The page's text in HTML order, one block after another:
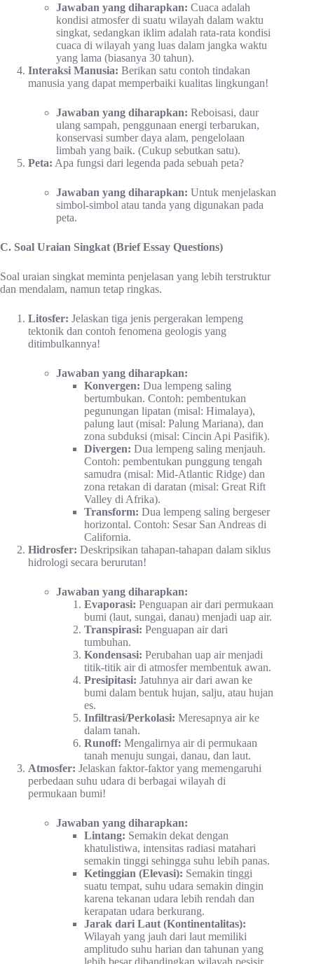
Jawaban yang diharapkan: Cuaca adalah
kondisi atmosfer di suatu wilayah dalam waktu
singkat, sedangkan iklim adalah rata-rata kondisi
cuaca di wilayah yang luas dalam jangka waktu
yang lama (biasanya 30 tahun).
Interaksi Manusia: Berikan satu contoh tindakan
manusia yang dapat memperbaiki kualitas lingkungan!
Jawaban yang diharapkan: Reboisasi, daur
ulang sampah, penggunaan energi terbarukan,
konservasi sumber daya alam, pengelolaan
limbah yang baik. (Cukup sebutkan satu).
Peta: Apa fungsi dari legenda pada sebuah peta?
Jawaban yang diharapkan: Untuk menjelaskan
simbol-simbol atau tanda yang digunakan pada
peta.
C. Soal Uraian Singkat (Brief Essay Questions)
Soal uraian singkat meminta penjelasan yang lebih terstruktur
dan mendalam, namun tetap ringkas.
Litosfer: Jelaskan tiga jenis pergerakan lempeng
tektonik dan contoh fenomena geologis yang
ditimbulkannya!
Jawaban yang diharapkan:
Konvergen: Dua lempeng saling
bertumbukan. Contoh: pembentukan
pegunungan lipatan (misal: Himalaya),
palung laut (misal: Palung Mariana), dan
zona subduksi (misal: Cincin Api Pasifik).
Divergen: Dua lempeng saling menjauh.
Contoh: pembentukan punggung tengah
samudra (misal: Mid-Atlantic Ridge) dan
zona retakan di daratan (misal: Great Rift
Valley di Afrika).
Transform: Dua lempeng saling bergeser
horizontal. Contoh: Sesar San Andreas di
California.
Hidrosfer: Deskripsikan tahapan-tahapan dalam siklus
hidrologi secara berurutan!
Jawaban yang diharapkan:
Evaporasi: Penguapan air dari permukaan
bumi (laut, sungai, danau) menjadi uap air.
Transpirasi: Penguapan air dari
tumbuhan.
Kondensasi: Perubahan uap air menjadi
titik-titik air di atmosfer membentuk awan.
Presipitasi: Jatuhnya air dari awan ke
bumi dalam bentuk hujan, salju, atau hujan
es.
Infiltrasi/Perkolasi: Meresapnya air ke
dalam tanah.
Runoff: Mengalirnya air di permukaan
tanah menuju sungai, danau, dan laut.
Atmosfer: Jelaskan faktor-faktor yang memengaruhi
perbedaan suhu udara di berbagai wilayah di
permukaan bumi!
Jawaban yang diharapkan:
Lintang: Semakin dekat dengan
khatulistiwa, intensitas radiasi matahari
semakin tinggi sehingga suhu lebih panas.
Ketinggian (Elevasi): Semakin tinggi
suatu tempat, suhu udara semakin dingin
karena tekanan udara lebih rendah dan
kerapatan udara berkurang.
Jarak dari Laut (Kontinentalitas):
Wilayah yang jauh dari laut memiliki
amplitudo suhu harian dan tahunan yang
lebih besar dibandingkan wilayah pesisir